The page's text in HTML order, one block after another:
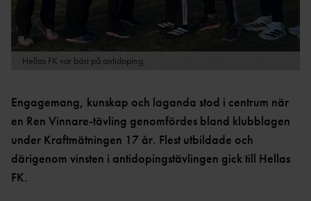
GRAFISK PROFIL &
LOGOTYPER
NYHETER FÖRENING &
FÖRBUND
SPRINT/HÄ
CK
MEDEL/LÅN
HOP
MÅNGKA
MP
REGLER &
REGLE
R
REGLER
OCR
GRENPROGRAM &
REKORDBLANKE
TT
VETERANREKO
HISTORIK
INTERNATIONELLA
Hellas FK var bäst på antidoping.
Engagemang, kunskap och laganda stod i centrum när
en Ren Vinnare-tävling genomfördes bland klubblagen
under Kraftmätningen 17 år. Flest utbildade och
därigenom vinsten i antidopingstävlingen gick till Hellas
FK.